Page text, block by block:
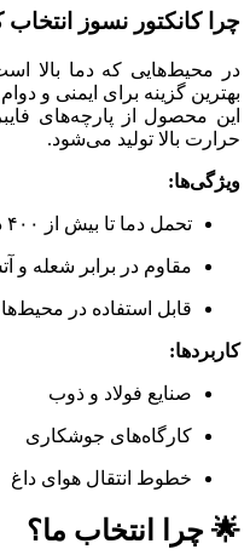
چرا کانکتور نسوز انتخاب
در محیط‌هایی که دما بالا
بهترین گزینه برای ایمنی و
این محصول از پارچه‌های
حرارت بالا تولید می‌شود.
ویژگی‌ها:
تحمل دما تا بیش از ۴۰۰ درجه سانتی‌گراد
مقاوم در برابر شعله و
قابل استفاده در
کاربردها:
صنایع فولاد و ذوب
کارگاه‌های جوشکاری
خطوط انتقال هوای داغ
🌟 چرا انتخاب ما؟